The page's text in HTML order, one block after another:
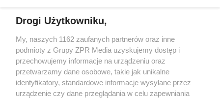
Żaden utwór zamieszczony w serwisie nie może być powielany i
rozpowszechniany lub dalej rozpowszechniany w jakikolwiek sposób
(w tym także elektroniczny lub mechaniczny) na jakimkolwiek polu
eksploatacji w jakiejkolwiek formie, włącznie z umieszczaniem w
Internecie bez pisemnej zgody właściciela praw. Jakiekolwiek użycie
lub wykorzystanie utworów w całości lub w części z naruszeniem
prawa, tzn. bez właściwej zgody, jest zabronione pod groźbą kary i
może być ścigane prawnie.
Drogi Użytkowniku,
My, naszych 1162 zaufanych partnerów oraz inne
podmioty z Grupy ZPR Media uzyskujemy dostęp i
przechowujemy informacje na urządzeniu oraz
przetwarzamy dane osobowe, takie jak unikalne
identyfikatory, standardowe informacje wysyłane przez
urządzenie czy dane przeglądania w celu zapewniania